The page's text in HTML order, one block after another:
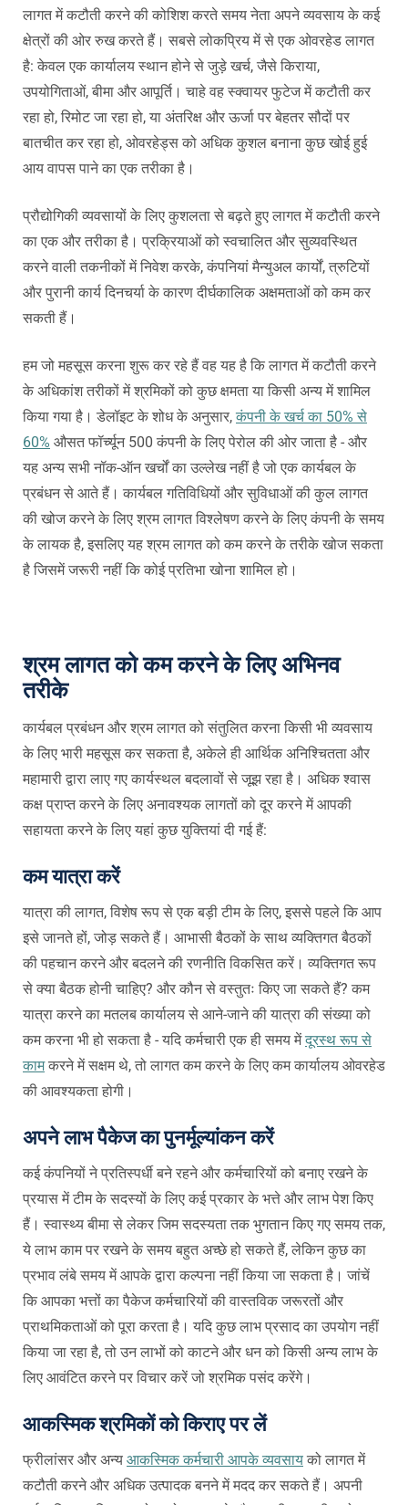
लागत में कटौती करने की कोशिश करते समय नेता अपने व्यवसाय के कई
क्षेत्रों की ओर रुख करते हैं। सबसे लोकप्रिय में से एक ओवरहेड लागत
है: केवल एक कार्यालय स्थान होने से जुड़े खर्च, जैसे किराया,
उपयोगिताओं, बीमा और आपूर्ति। चाहे वह स्क्वायर फुटेज में कटौती कर
रहा हो, रिमोट जा रहा हो, या अंतरिक्ष और ऊर्जा पर बेहतर सौदों पर
बातचीत कर रहा हो, ओवरहेड्स को अधिक कुशल बनाना कुछ खोई हुई
आय वापस पाने का एक तरीका है।
प्रौद्योगिकी व्यवसायों के लिए कुशलता से बढ़ते हुए लागत में कटौती करने
का एक और तरीका है। प्रक्रियाओं को स्वचालित और सुव्यवस्थित
करने वाली तकनीकों में निवेश करके, कंपनियां मैन्युअल कार्यों, त्रुटियों
और पुरानी कार्य दिनचर्या के कारण दीर्घकालिक अक्षमताओं को कम कर
सकती हैं।
हम जो महसूस करना शुरू कर रहे हैं वह यह है कि लागत में कटौती करने
के अधिकांश तरीकों में श्रमिकों को कुछ क्षमता या किसी अन्य में शामिल
किया गया है। डेलॉइट के शोध के अनुसार,कंपनी के खर्च का 50% से
60% औसत फॉर्च्यून 500 कंपनी के लिए पेरोल की ओर जाता है - और
यह अन्य सभी नॉक-ऑन खर्चों का उल्लेख नहीं है जो एक कार्यबल के
प्रबंधन से आते हैं। कार्यबल गतिविधियों और सुविधाओं की कुल लागत
की खोज करने के लिए श्रम लागत विश्लेषण करने के लिए कंपनी के समय
के लायक है, इसलिए यह श्रम लागत को कम करने के तरीके खोज सकता
है जिसमें जरूरी नहीं कि कोई प्रतिभा खोना शामिल हो।
श्रम लागत को कम करने के लिए अभिनव
तरीके
कार्यबल प्रबंधन और श्रम लागत को संतुलित करना किसी भी व्यवसाय
के लिए भारी महसूस कर सकता है, अकेले ही आर्थिक अनिश्चितता और
महामारी द्वारा लाए गए कार्यस्थल बदलावों से जूझ रहा है। अधिक श्वास
कक्ष प्राप्त करने के लिए अनावश्यक लागतों को दूर करने में आपकी
सहायता करने के लिए यहां कुछ युक्तियां दी गई हैं:
कम यात्रा करें
यात्रा की लागत, विशेष रूप से एक बड़ी टीम के लिए, इससे पहले कि आप
इसे जानते हों, जोड़ सकते हैं। आभासी बैठकों के साथ व्यक्तिगत बैठकों
की पहचान करने और बदलने की रणनीति विकसित करें। व्यक्तिगत रूप
से क्या बैठक होनी चाहिए? और कौन से वस्तुतः किए जा सकते हैं? कम
यात्रा करने का मतलब कार्यालय से आने-जाने की यात्रा की संख्या को
कम करना भी हो सकता है - यदि कर्मचारी एक ही समय मेंदूरस्थ रूप से
कामकरने में सक्षम थे, तो लागत कम करने के लिए कम कार्यालय ओवरहेड
की आवश्यकता होगी।
अपने लाभ पैकेज का पुनर्मूल्यांकन करें
कई कंपनियों ने प्रतिस्पर्धी बने रहने और कर्मचारियों को बनाए रखने के
प्रयास में टीम के सदस्यों के लिए कई प्रकार के भत्ते और लाभ पेश किए
हैं। स्वास्थ्य बीमा से लेकर जिम सदस्यता तक भुगतान किए गए समय तक,
ये लाभ काम पर रखने के समय बहुत अच्छे हो सकते हैं, लेकिन कुछ का
प्रभाव लंबे समय में आपके द्वारा कल्पना नहीं किया जा सकता है। जांचें
कि आपका भत्तों का पैकेज कर्मचारियों की वास्तविक जरूरतों और
प्राथमिकताओं को पूरा करता है। यदि कुछ लाभ प्रसाद का उपयोग नहीं
किया जा रहा है, तो उन लाभों को काटने और धन को किसी अन्य लाभ के
लिए आवंटित करने पर विचार करें जो श्रमिक पसंद करेंगे।
आकस्मिक श्रमिकों को किराए पर लें
फ्रीलांसर और अन्य आकस्मिक कर्मचारी आपके व्यवसाय को लागत में
कटौती करने और अधिक उत्पादक बनने में मदद कर सकते हैं। अपनी